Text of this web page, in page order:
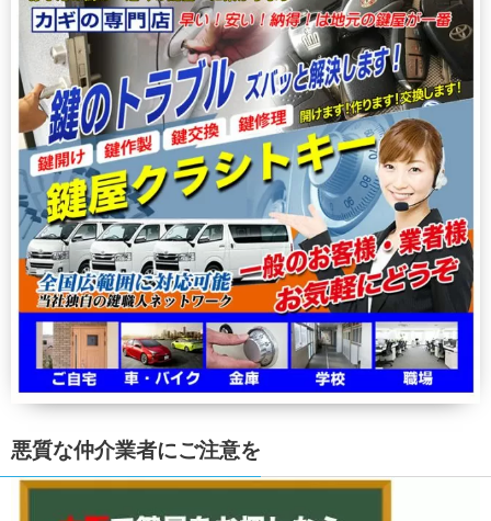
悪質な仲介業者にご注意を